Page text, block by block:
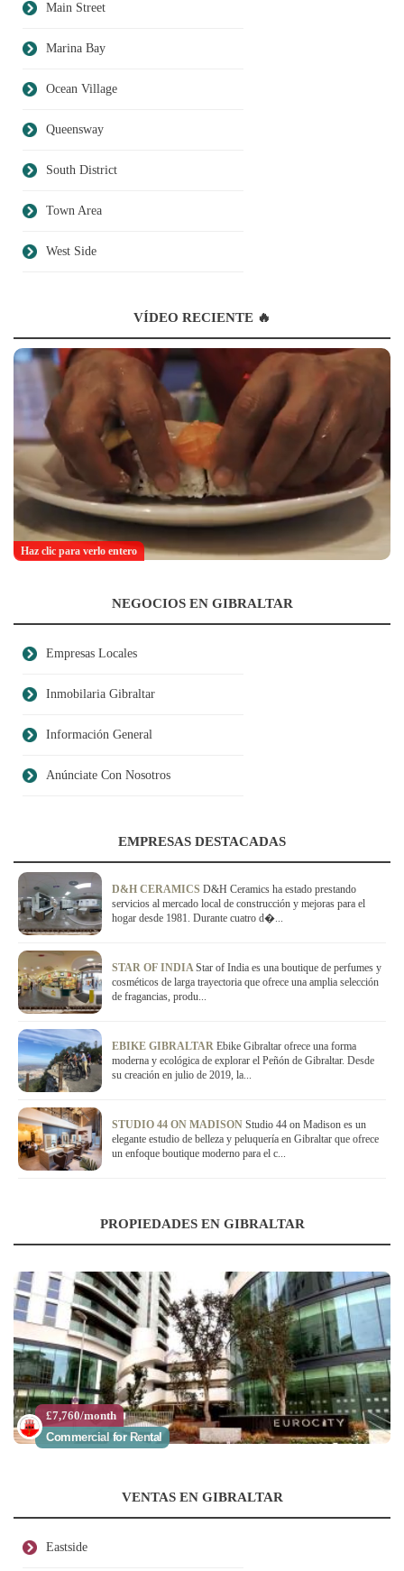
Main Street
Marina Bay
Ocean Village
Queensway
South District
Town Area
West Side
VÍDEO RECIENTE 🔥
Haz clic para verlo entero
NEGOCIOS EN GIBRALTAR
Empresas Locales
Inmobilaria Gibraltar
Información General
Anúnciate Con Nosotros
EMPRESAS DESTACADAS
D&H CERAMICS D&H Ceramics ha estado prestando
servicios al mercado local de construcción y mejoras para el
hogar desde 1981. Durante cuatro d�...
STAR OF INDIA Star of India es una boutique de perfumes y
cosméticos de larga trayectoria que ofrece una amplia selección
de fragancias, produ...
EBIKE GIBRALTAR Ebike Gibraltar ofrece una forma
moderna y ecológica de explorar el Peñón de Gibraltar. Desde
su creación en julio de 2019, la...
STUDIO 44 ON MADISON Studio 44 on Madison es un
elegante estudio de belleza y peluquería en Gibraltar que ofrece
un enfoque boutique moderno para el c...
PROPIEDADES EN GIBRALTAR
£7,760/month
Commercial for Rental
VENTAS EN GIBRALTAR
Eastside